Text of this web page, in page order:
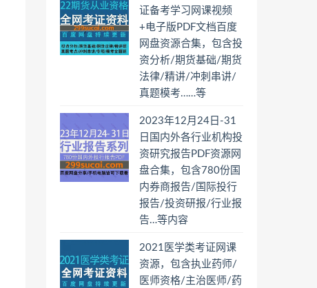
证备考学习网课视频
+电子版PDF文档百度
网盘资源合集，包含投
资分析/期货基础/期货
法律/精讲/冲刺串讲/
真题模考……等
2023年12月24日-31
日国内外各行业机构投
资研究报告PDF资源网
盘合集，包含780份国
内券商报告/国际投行
报告/投资研报/行业报
告…等内容
2021医学类考证网课
资源，包含执业药师/
医师资格/主治医师/药